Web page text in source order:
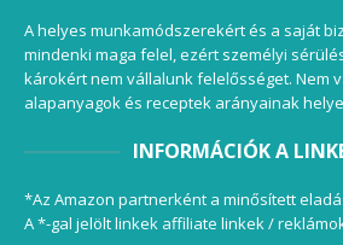
A helyes munkamódszerekért és a saját
mindenki maga felel, ezért személyi
károkért nem vállalunk felelősséget. Nem
alapanyagok és receptek arányainak
INFORMÁCIÓK A
*Az Amazon partnerként a minősített
A *-gal jelölt linkek affiliate linkek /